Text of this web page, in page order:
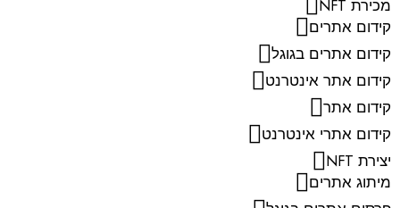
מכירת NFT
קידום אתרים
קידום אתרים בגוגל
קידום אתר אינטרנט
קידום אתר
קידום אתרי אינטרנט
יצירת NFT
מיתוג אתרים